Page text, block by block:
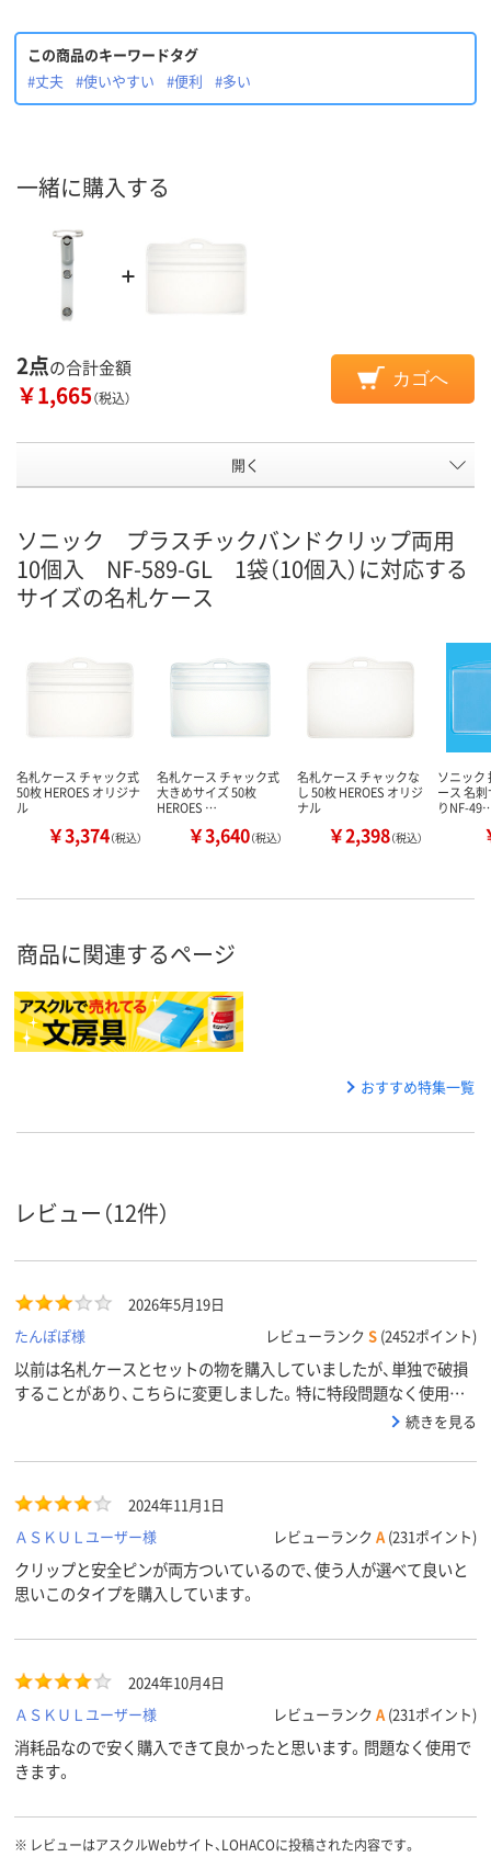
この商品のキーワードタグ
#丈夫
#使いやすい #便利 #多い
一緒に購入する
2点の合計金額
￥1,665（税込）
カゴへ
開く
ソニック プラスチックバンドクリップ両用
10個入 NF-589-GL 1袋（10個入）に対応する
サイズの名札ケース
名札ケース チャック式
50枚 HEROES オリジナ
ル
￥3,374（税込）
名札ケース チャック式
大きめサイズ 50枚
HEROES …
￥3,640（税込）
名札ケース チャックな
し 50枚 HEROES オリジ
ナル
￥2,398（税込）
ソニック
ース 名
りNF-
商品に関連するページ
おすすめ特集一覧
レビュー（12件）
2026年5月19日
たんぽぽ様
レビューランク S (2452ポイント)
以前は名札ケースとセットの物を購入していましたが、単独で破損
することがあり、こちらに変更しました。特に特段問題なく使用出
続きを見る
2024年11月1日
ＡＳＫＵＬユーザー様
レビューランク A (231ポイント)
クリップと安全ピンが両方ついているので、使う人が選べて良いと
思いこのタイプを購入しています。
2024年10月4日
ＡＳＫＵＬユーザー様
レビューランク A (231ポイント)
消耗品なので安く購入できて良かったと思います。問題なく使用で
きます。
※ レビューはアスクルWebサイト、LOHACOに投稿された内容です。